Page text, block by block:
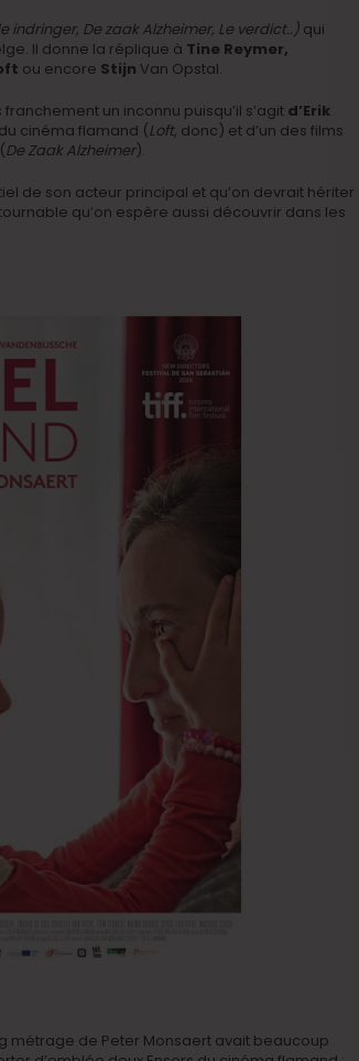
indringer, De zaak Alzheimer, Le verdict..) qui
Il donne la réplique à Tine Reymer,
ou encore Stijn Van Opstal.
un inconnu puisqu’il s’agit d’Erik
cinéma flamand (Loft, donc) et d’un des films
De Zaak Alzheimer).
de son acteur principal et qu’on devrait hériter
qu’on espère aussi découvrir dans les
métrage de Peter Monsaert avait beaucoup